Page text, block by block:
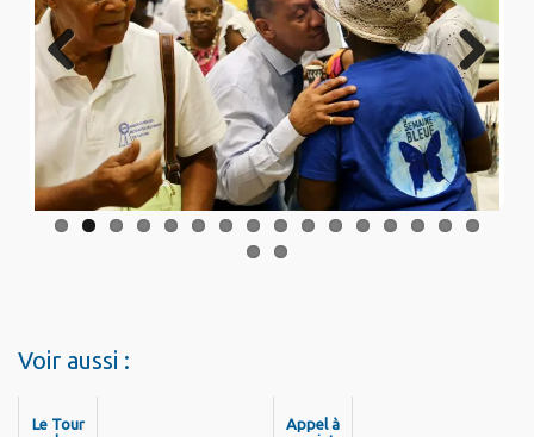
Previo
Next
Voir aussi :
Le Tour
Appel à